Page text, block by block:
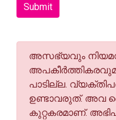
Submit
അസഭ്യവും
പാടില്ല.
ഉണ്ടാവരുത്. അവ
കുറ്റകരമാണ്.